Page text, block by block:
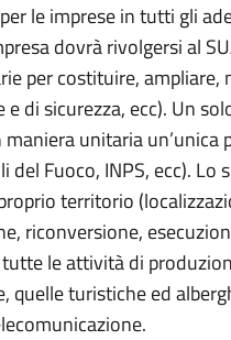
le imprese in tutti gli
dovrà rivolgersi al
per costituire,
di sicurezza, ecc). Un
maniera unitaria
del Fuoco, INPS, ecc).
territorio
riconversione,
le attività di
quelle turistiche ed